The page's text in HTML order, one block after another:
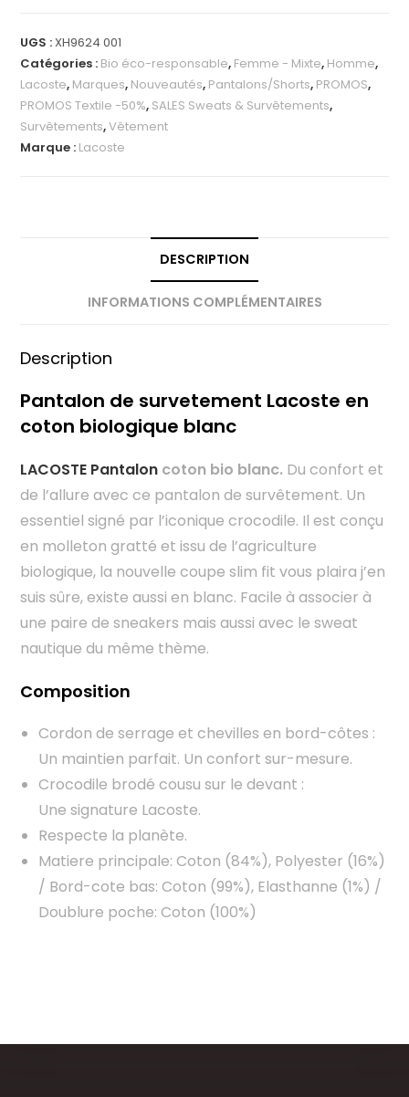
UGS :XH9624 001
Catégories : Bio éco-responsable, Femme - Mixte, Homme,
Lacoste, Marques, Nouveautés, Pantalons/Shorts, PROMOS,
PROMOS Textile -50%, SALES Sweats & Survêtements,
Survêtements,Vêtement
Marque : Lacoste
DESCRIPTION
INFORMATIONS COMPLÉMENTAIRES
Description
Pantalon de survetement Lacoste en
coton biologique blanc
LACOSTE Pantalon coton bio blanc. Du confort et
de l’allure avec ce pantalon de survêtement. Un
essentiel signé par l’iconique crocodile. Il est conçu
en molleton gratté et issu de l’agriculture
biologique, la nouvelle coupe slim fit vous plaira j’en
suis sûre, existe aussi en blanc. Facile à associer à
une paire de sneakers mais aussi avec le sweat
nautique du même thème.
Composition
Cordon de serrage et chevilles en bord-côtes :
Un maintien parfait. Un confort sur-mesure.
Crocodile brodé cousu sur le devant :
Une signature Lacoste.
Respecte la planète.
Matiere principale: Coton (84%), Polyester (16%)
/ Bord-cote bas: Coton (99%), Elasthanne (1%) /
Doublure poche: Coton (100%)